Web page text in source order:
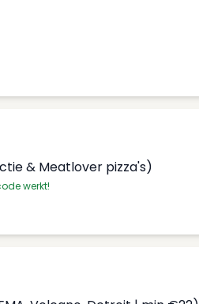
& Meatlover pizza's)
werkt!